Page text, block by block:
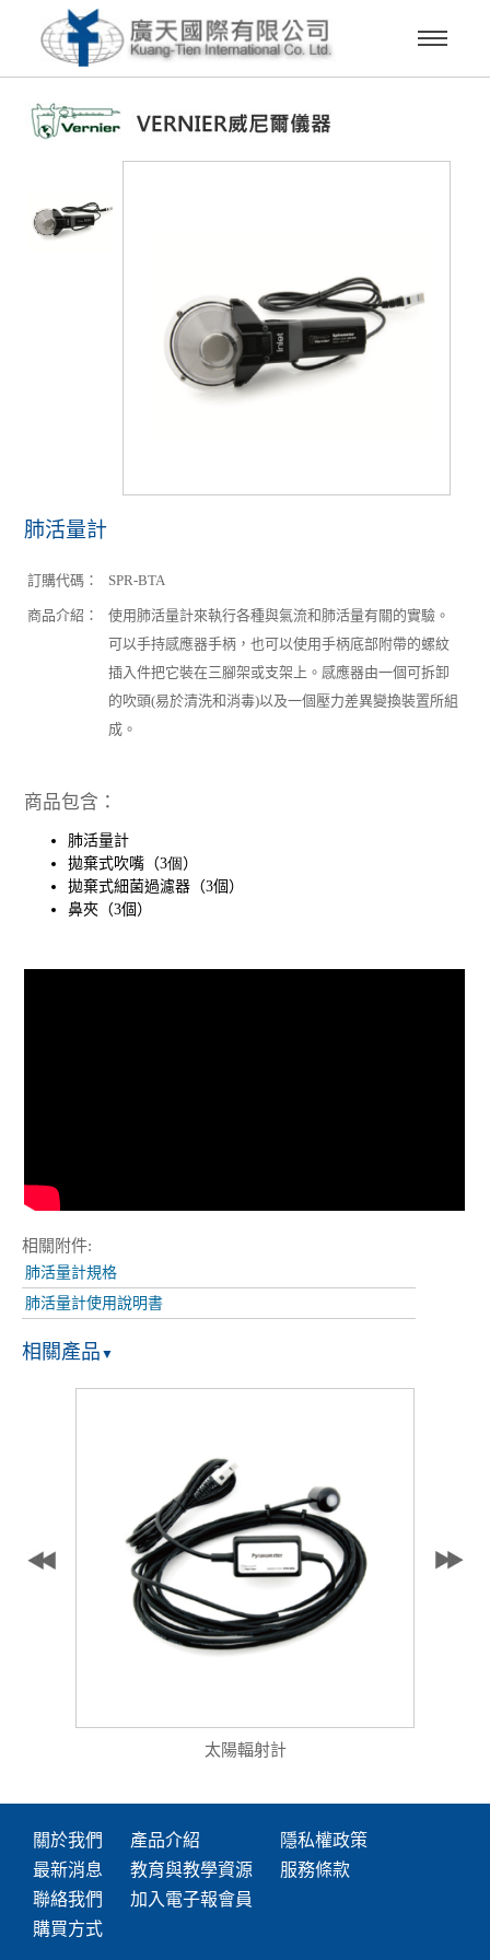
肺活量計
訂購代碼： SPR-BTA
商品介紹：
使用肺活量計來執行各種與氣流和肺活量有關的實驗。
可以手持感應器手柄，也可以使用手柄底部附帶的螺紋
插入件把它裝在三腳架或支架上。感應器由一個可拆卸
的吹頭(易於清洗和消毒)以及一個壓力差異變換裝置所組
成。
商品包含：
肺活量計
拋棄式吹嘴（3個 ）
拋棄式細菌過濾器（3個）
鼻夾（3個）
相關附件:
肺活量計規格
肺活量計使用說明書
相關產品 ▼
太陽輻射計
關於我們
最新消息
聯絡我們
購買方式
產品介紹
教育與教學資源
加入電子報會員
隱私權政策
服務條款